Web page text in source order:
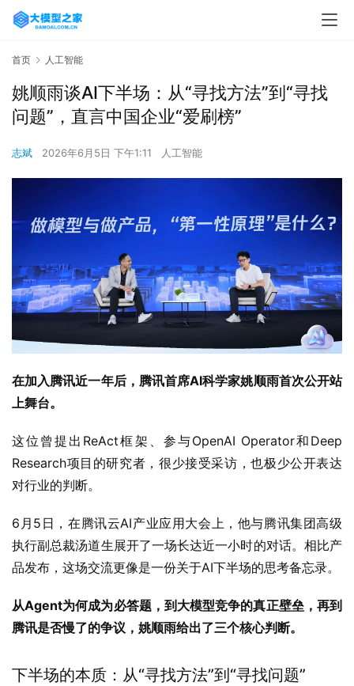
首页 人工智能
姚顺雨谈AI下半场：从“寻找方法”到“寻找
问题”，直言中国企业“爱刷榜”
志斌 2026年6月5日 下午1:11 人工智能
在加入腾讯近一年后，腾讯首席AI科学家姚顺雨首次公开站
上舞台。
这位曾提出ReAct框架、参与OpenAI Operator和Deep
Research项目的研究者，很少接受采访，也极少公开表达
对行业的判断。
6月5日，在腾讯云AI产业应用大会上，他与腾讯集团高级
执行副总裁汤道生展开了一场长达近一小时的对话。相比产
品发布，这场交流更像是一份关于AI下半场的思考备忘录。
从Agent为何成为必答题，到大模型竞争的真正壁垒，再到
腾讯是否慢了的争议，姚顺雨给出了三个核心判断。
下半场的本质：从“寻找方法”到“寻找问题”